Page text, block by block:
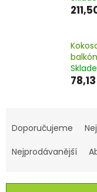
a
e
í
Doporučujeme
Nejprodávanější